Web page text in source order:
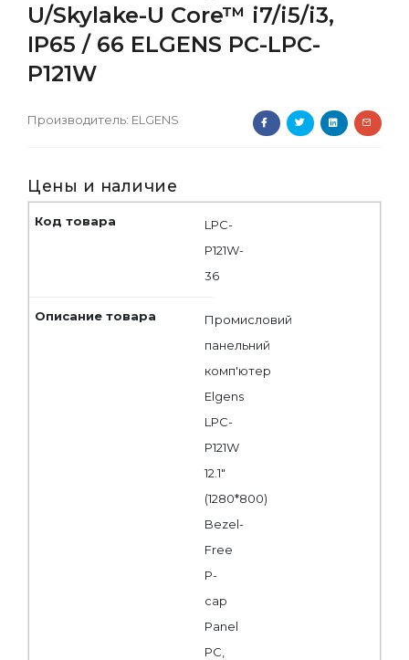
U/Skylake-U Core™ i7/i5/i3,
IP65 / 66 ELGENS PC-LPC-
P121W
Производитель: ELGENS
Цены и наличие
LPC-
P121W-
36
Промисловий
панельний
комп'ютер
Elgens
LPC-
P121W
12.1"
(1280*800)
Bezel-
Free
P-
cap
Panel
PC,